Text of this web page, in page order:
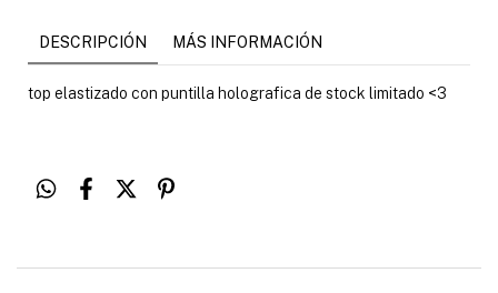
DESCRIPCIÓN MÁS INFORMACIÓN
top elastizado con puntilla holografica de stock limitado <3